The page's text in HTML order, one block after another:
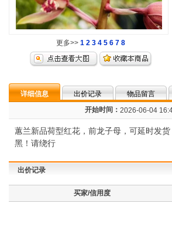
更多>> 1 2 3 4 5 6 7 8
详细信息 出价记录 物品留言
开始时间： 2026-06-04
蕙兰新品荷型红花，前龙子母，可延时发
黑！请绕行
出价记录
买家/信用度